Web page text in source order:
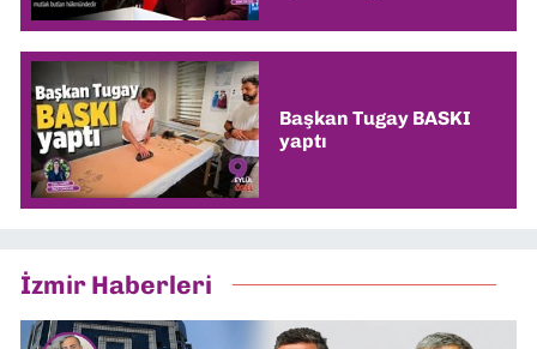
Başkan Tugay BASKI
yaptı
İzmir Haberleri